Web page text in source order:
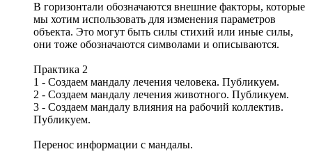
В горизонтали обозначаются внешние факторы, которые
мы хотим использовать для изменения параметров
объекта. Это могут быть силы стихий или иные силы,
они тоже обозначаются символами и описываются.
Практика 2
1 - Создаем мандалу лечения человека. Публикуем.
2 - Создаем мандалу лечения животного. Публикуем.
3 - Создаем мандалу влияния на рабочий коллектив.
Публикуем.
Перенос информации с мандалы.